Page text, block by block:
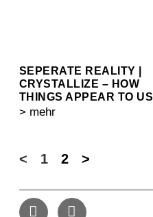
SEPERATE REALITY |
CRYSTALLIZE – HOW
THINGS APPEAR TO US
> mehr
< 1 2 >